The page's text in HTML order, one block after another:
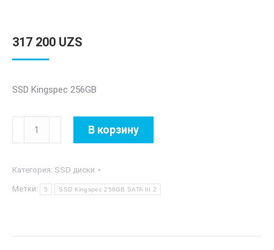
317 200 UZS
SSD Kingspec 256GB
Количество
товара
Kingspec
256GB
2,5
В корзину
Категория: SSD диски
Метки: 5 SSD Kingspec 256GB SATA III 2